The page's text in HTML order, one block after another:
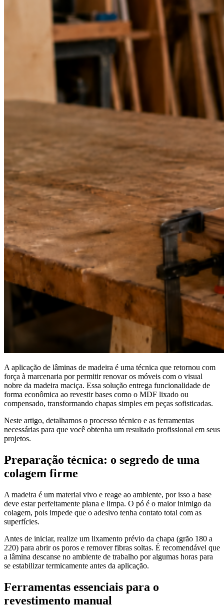
A aplicação de lâminas de madeira é uma técnica que retornou com
força à marcenaria por permitir renovar os móveis com o visual
nobre da madeira maciça. Essa solução entrega funcionalidade de
forma econômica ao revestir bases como o MDF lixado ou
compensado, transformando chapas simples em peças sofisticadas.
Neste artigo, detalhamos o processo técnico e as ferramentas
necessárias para que você obtenha um resultado profissional em seus
projetos.
Preparação técnica: o segredo de uma
colagem firme
A madeira é um material vivo e reage ao ambiente, por isso a base
deve estar perfeitamente plana e limpa. O pó é o maior inimigo da
colagem, pois impede que o adesivo tenha contato total com as
superfícies.
Antes de iniciar, realize um lixamento prévio da chapa (grão 180 a
220) para abrir os poros e remover fibras soltas. É recomendável que
a lâmina descanse no ambiente de trabalho por algumas horas para
se estabilizar termicamente antes da aplicação.
Ferramentas essenciais para o
revestimento manual